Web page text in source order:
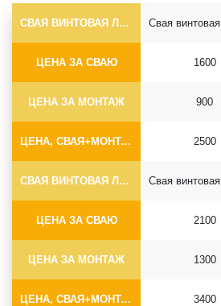
СВАЯ ВИНТОВАЯ ЛОПАСТНАЯ Ф73*5.5
ЦЕНА ЗА СВАЮ
ЦЕНА ЗА МОНТАЖ
ЦЕНА, СВАЯ+МОНТАЖ (БЕЗ ОГОЛОВКА)
1600
900
2500
СВАЯ ВИНТОВАЯ ЛОПАСТНАЯ Ф89*6.5
ЦЕНА ЗА СВАЮ
ЦЕНА ЗА МОНТАЖ
ЦЕНА, СВАЯ+МОНТАЖ (БЕЗ ОГОЛОВКА)
2100
1300
3400